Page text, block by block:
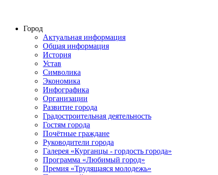
Город
Актуальная информация
Общая информация
История
Устав
Символика
Экономика
Инфографика
Организации
Развитие города
Градостроительная деятельность
Гостям города
Почётные граждане
Руководители города
Галерея «Курганцы - гордость города»
Программа «Любимый город»
Премия «Трудящаяся молодежь»